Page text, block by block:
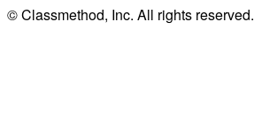
© Classmethod, Inc. All rights reserved.